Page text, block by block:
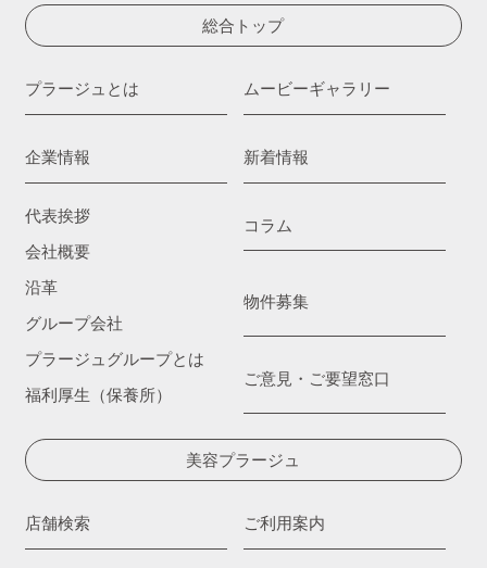
総合トップ
プラージュとは
企業情報
代表挨拶
会社概要
沿革
グループ会社
プラージュグループとは
福利厚生（保養所）
ムービーギャラリー
新着情報
コラム
物件募集
ご意見・ご要望窓口
美容プラージュ
店舗検索 ご利用案内